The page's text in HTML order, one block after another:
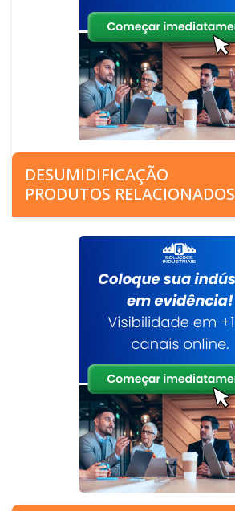
DESUMIDIFICAÇÃO
PRODUTOS RELACIONADOS